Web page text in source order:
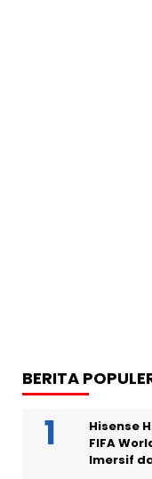
BERITA
Hisense
FIFA
Imersif